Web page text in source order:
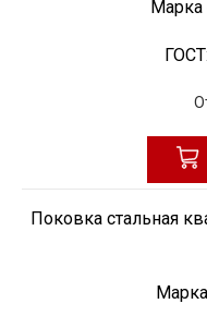
Марка
ГОСТ:
Поковка стальная